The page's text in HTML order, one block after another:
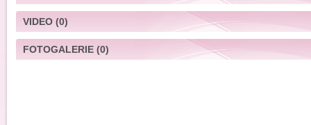
VIDEO(0)
FOTOGALERIE(0)